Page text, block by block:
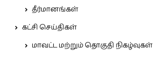
தீர்மானங்கள்
கட்சி செய்திகள்
மாவட்ட மற்றும் தொகுதி நிகழ்வுகள்